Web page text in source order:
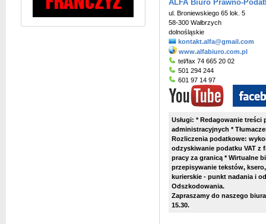
ALFA Biuro Prawno-
ul. Broniewskiego 65 lok. 5
58-300 Wałbrzych
dolnośląskie
kontakt.alfa@gmail.com
www.alfabiuro.com.pl
tel/fax 74 665 20 02
501 294 244
601 97 14 97
Usługi: * Redagowanie treści
administracyjnych *
Rozliczenia podatkowe:
odzyskiwanie podatku VAT z
pracy za granicą * Wirtualne
przepisywanie tekstów,
kurierskie - punkt nadania i
Odszkodowania.
Zapraszamy do naszego
15.30.